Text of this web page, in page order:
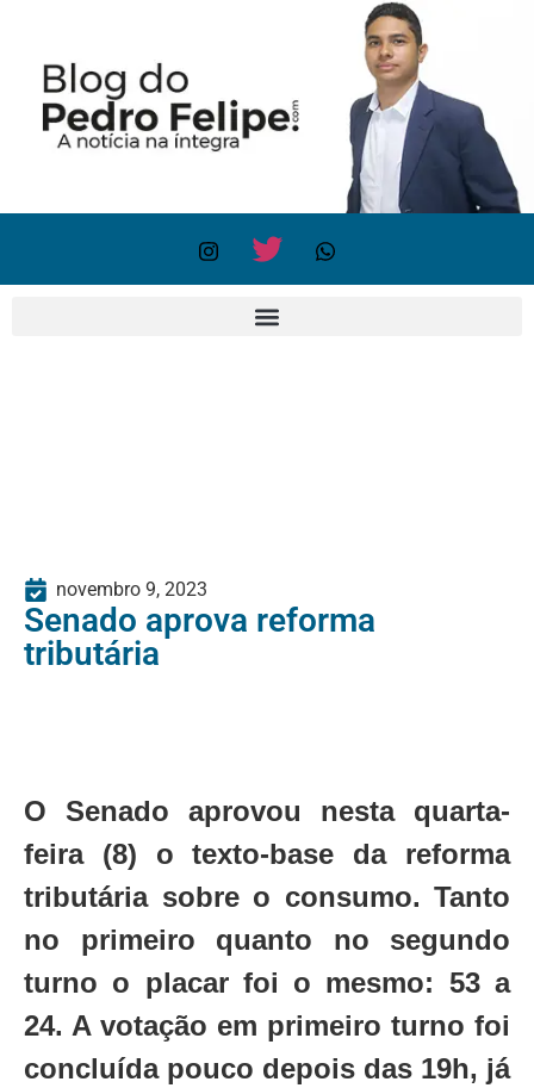
novembro 9, 2023
Senado aprova reforma
tributária
O Senado aprovou nesta quarta-
feira (8) o texto-base da reforma
tributária sobre o consumo. Tanto
no primeiro quanto no segundo
turno o placar foi o mesmo: 53 a
24. A votação em primeiro turno foi
concluída pouco depois das 19h, já